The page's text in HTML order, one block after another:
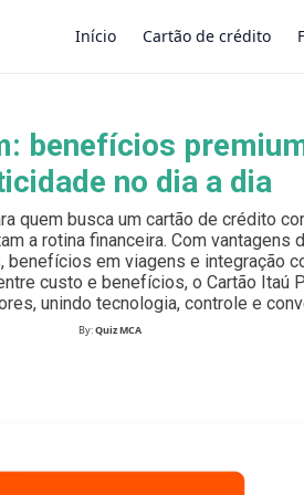
Início Cartão de crédito
×
benefícios
no dia a dia
quem busca um cartão de crédito
a rotina financeira. Com vantagens
benefícios em viagens e integração
custo e benefícios, o Cartão Itaú
unindo tecnologia, controle e
By:Quiz MCA